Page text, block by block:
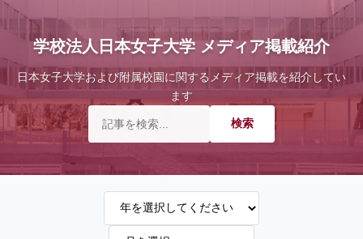
学校法人日本女子大学 メディア掲載紹介
日本女子大学および附属校園に関するメディア掲載を紹介してい
ます